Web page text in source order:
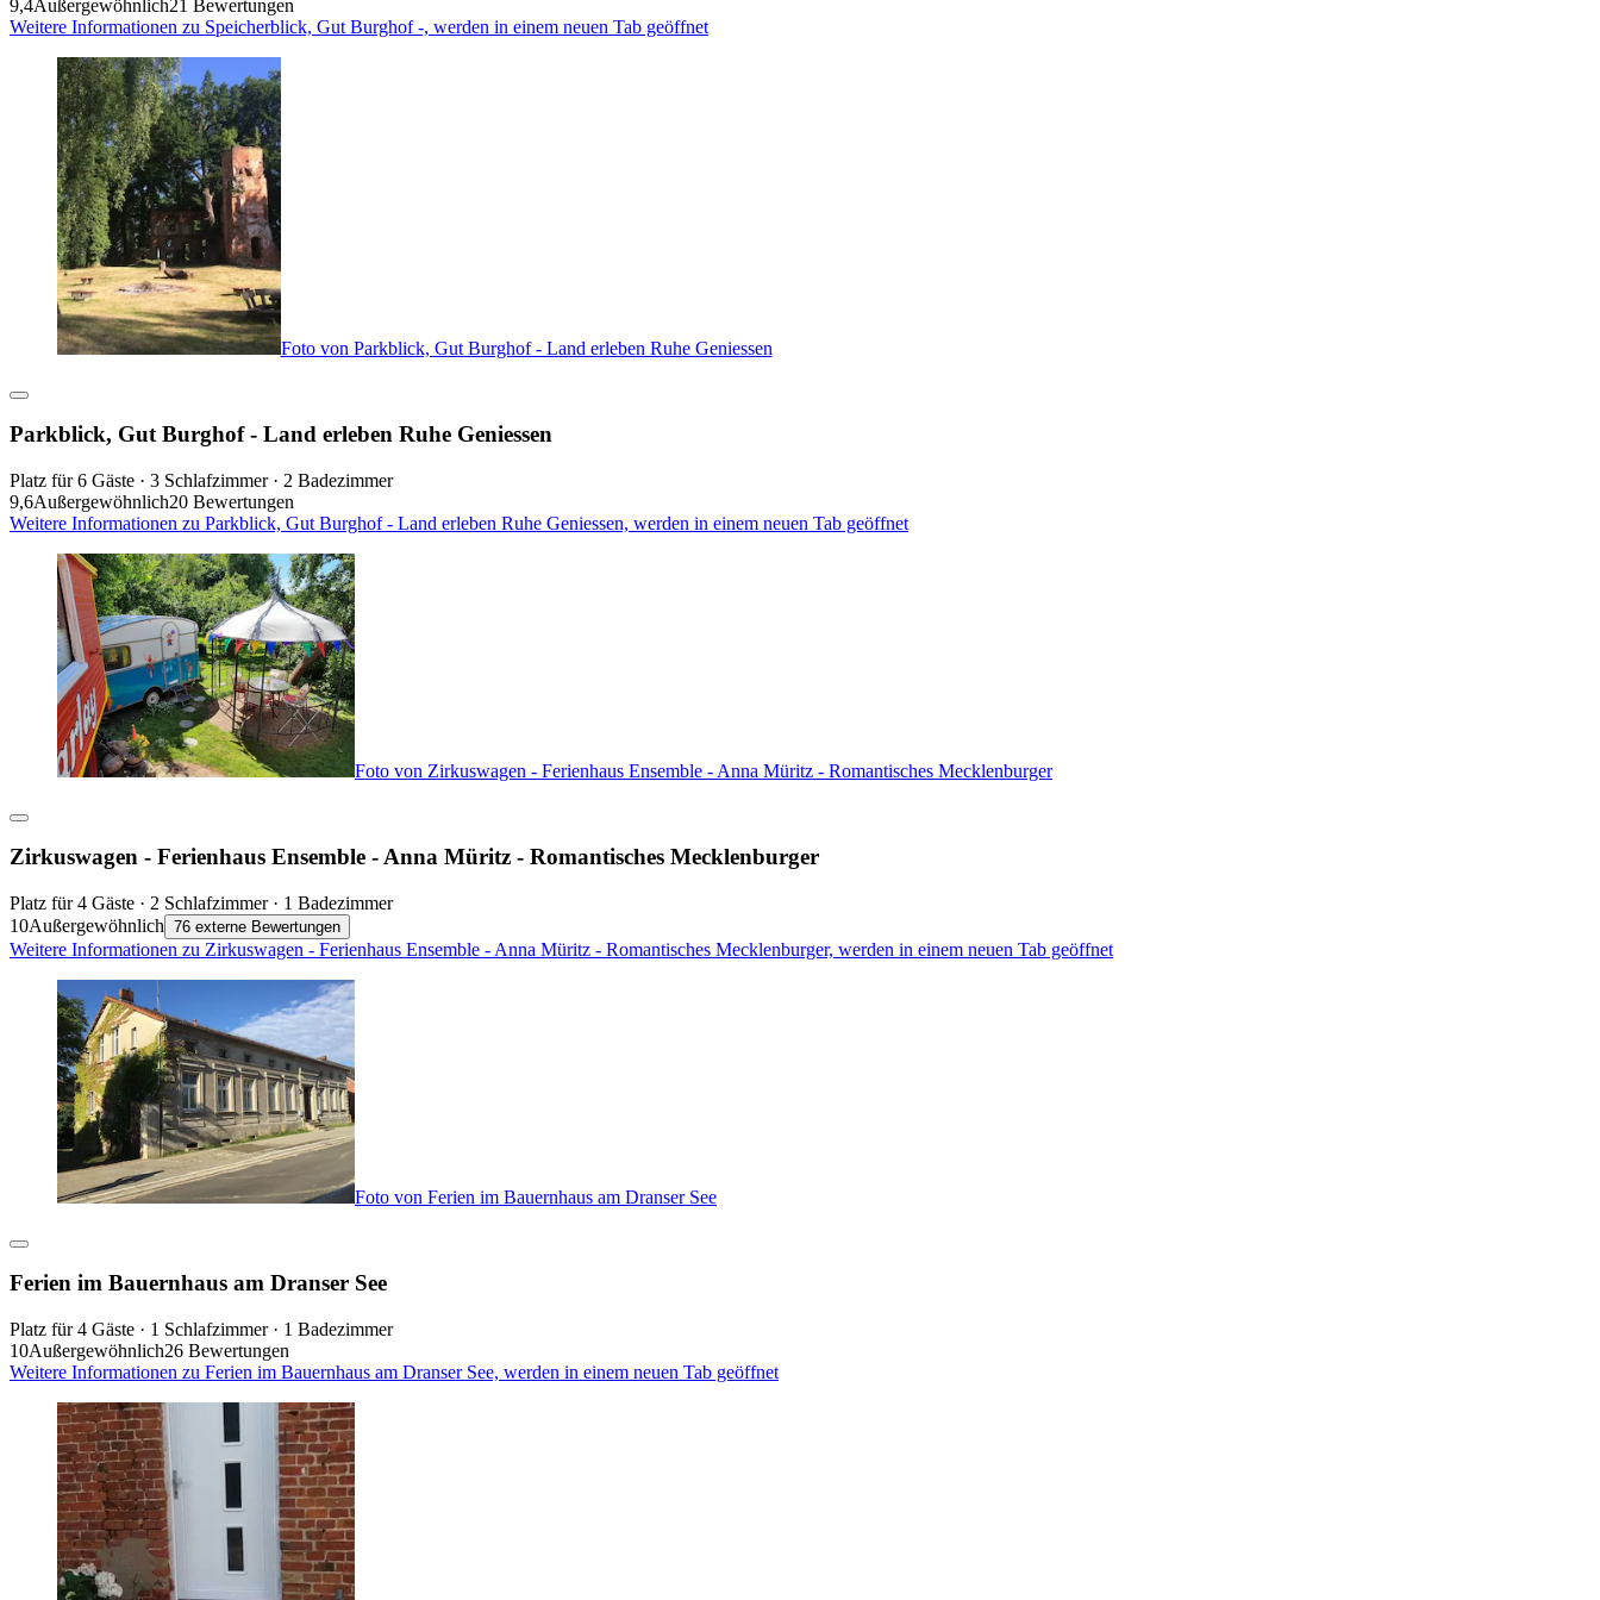
9,4Außergewöhnlich21 Bewertungen
Weitere Informationen zu Speicherblick, Gut Burghof -, werden in einem neuen Tab geöffnet
Foto von Parkblick, Gut Burghof - Land erleben Ruhe Geniessen
Parkblick, Gut Burghof - Land erleben Ruhe Geniessen
Platz für 6 Gäste · 3 Schlafzimmer · 2 Badezimmer
9,6Außergewöhnlich20 Bewertungen
Weitere Informationen zu Parkblick, Gut Burghof - Land erleben Ruhe Geniessen, werden in einem neuen Tab geöffnet
Foto von Zirkuswagen - Ferienhaus Ensemble - Anna Müritz - Romantisches Mecklenburger
Zirkuswagen - Ferienhaus Ensemble - Anna Müritz - Romantisches Mecklenburger
Platz für 4 Gäste · 2 Schlafzimmer · 1 Badezimmer
10Außergewöhnlich 76 externe Bewertungen
Weitere Informationen zu Zirkuswagen - Ferienhaus Ensemble - Anna Müritz - Romantisches Mecklenburger, werden in einem neuen Tab geöffnet
Foto von Ferien im Bauernhaus am Dranser See
Ferien im Bauernhaus am Dranser See
Platz für 4 Gäste · 1 Schlafzimmer · 1 Badezimmer
10Außergewöhnlich26 Bewertungen
Weitere Informationen zu Ferien im Bauernhaus am Dranser See, werden in einem neuen Tab geöffnet